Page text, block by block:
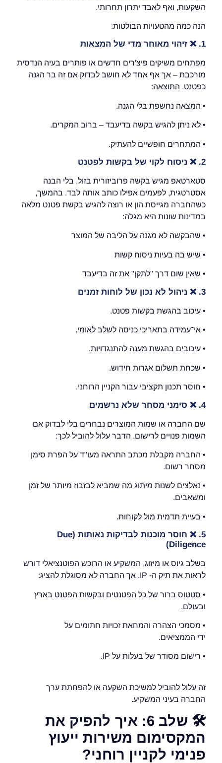
השקעות, ואף לאבד יתרון תחרותי.
הנה כמה מהטעויות הבולטות:
1.
❌ זיהוי מאוחר מדי של המצאות
מפתחים משיקים פיצ'רים חדשים או פותרים בעיה הנדסית
מורכבת – אך אף אחד לא חושב לבדוק אם זה בר הגנה
כפטנט. התוצאה:
• המצאה נחשפת בלי הגנה.
• לא ניתן להגיש בקשה בדיעבד – ברוב המקרים.
• המתחרים חופשיים להעתיק.
2.
❌ ניסוח לקוי של בקשות לפטנט
סטארטאפ מגיש בקשה פרוביזורית בזול, בלי הבנה
אסטרטגית, לפעמים אפילו כותב אותה לבד. בהמשך,
כשהחברה מגייסת הון או רוצה להגיש בקשת פטנט מלאה
במדינות שונות היא מגלה:
• שהבקשה לא מגנה על הליבה של המוצר
• שיש בה בעיות ניסוח קשות
• שאין שום דרך "לתקן" את זה בדיעבד
3.
❌ ניהול לא נכון של לוחות זמנים
• עיכוב בהגשת בקשות פטנט.
• אי־עמידה בתאריכי כניסה לשלב לאומי.
• עיכובים בהגשת מענה להתנגדויות.
• שכחת תשלום אגרות חידוש.
• חוסר תכנון תקציבי עבור הקניין הרוחני.
4.
❌ סימני מסחר שלא נרשמים
שם החברה או שמות המוצרים נבחרים בלי לבדוק אם
השמות פנויים לרישום. הדבר עלול להוביל לכך:
• החברה מקבלת מכתב התראה מעו"ד על הפרת סימן
מסחר רשום.
• נאלצים לשנות מיתוג מה שמביא לבזבוז מיותר של זמן
ומשאבים.
• בעיית תדמית מול לקוחות.
5.
❌ חוסר מוכנות לבדיקות נאותות (Due
Diligence)
בשלב גיוס או מיזוג, המשקיע או הרוכש הפוטנציאלי דורש
לראות את תיק ה- IP. אך החברה לא מסוגלת להציג:
• סטטוס ברור של כל הפטנטים ובקשות הפטנט בארץ
ובעולם.
• מסמכי הצהרה והמחאת זכויות חתומים על
ידי הממציאים.
• רישום מסודר של בעלות על IP.
זה עלול להוביל למשיכת השקעה או להפחתת ערך
החברה בעיני המשקיע.
🛠️
שלב 6: איך להפיק את
המקסימום משירות ייעוץ
פנימי לקניין רוחני?